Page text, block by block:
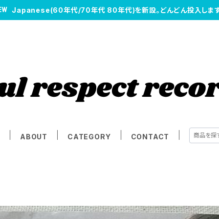
Japanese(60年代/70年代 80年代)を新設。どんどん投入します
ABOUT CATEGORY CONTACT